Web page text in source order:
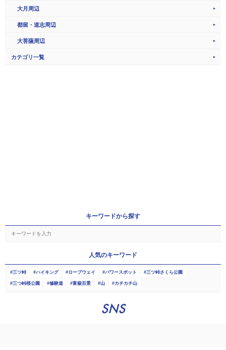
大月周辺
都留・道志周辺
大菩薩周辺
カテゴリ一覧
キーワードから探す
人気のキーワード
三ツ峠 ハイキング ロープウェイ パワースポット 三ツ峠さくら公園
三つ峠桜公園 修験道 富嶽百景 山 カチカチ山
SNS